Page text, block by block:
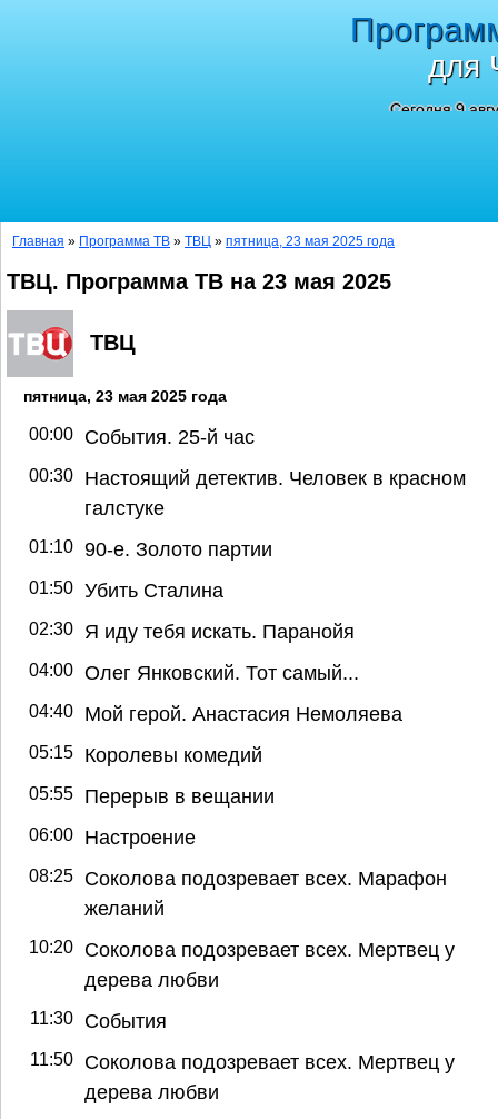
для
Сегодня 9
Главная » Программа ТВ » ТВЦ » пятница, 23 мая 2025 года
ТВЦ. Программа ТВ на 23 мая 2025
ТВЦ
пятница, 23 мая 2025 года
00:00 События. 25-й час
00:30
Настоящий детектив. Человек в красном
галстуке
01:10 90-е. Золото партии
01:50 Убить Сталина
02:30 Я иду тебя искать. Паранойя
04:00 Олег Янковский. Тот самый...
04:40 Мой герой. Анастасия Немоляева
05:15 Королевы комедий
05:55 Перерыв в вещании
06:00 Настроение
08:25
Соколова подозревает всех. Марафон
желаний
10:20
Соколова подозревает всех. Мертвец у
дерева любви
11:30 События
11:50
Соколова подозревает всех. Мертвец у
дерева любви